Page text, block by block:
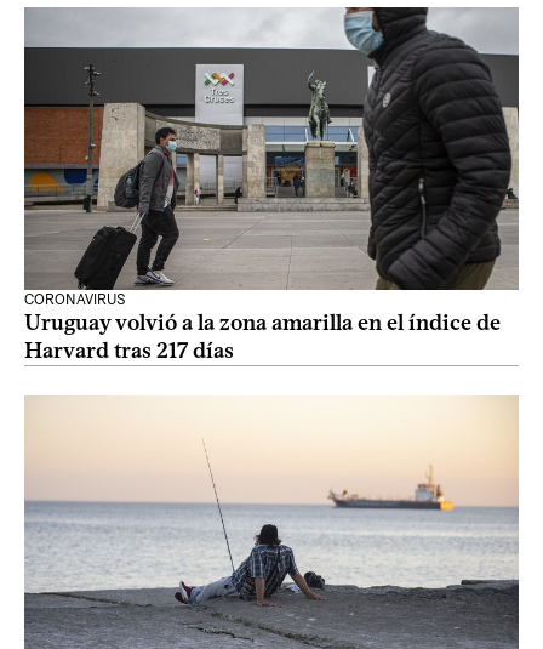
CORONAVIRUS
Uruguay volvió a la zona amarilla en el índice de
Harvard tras 217 días